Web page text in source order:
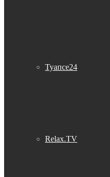
Туапсе24
Relax.TV